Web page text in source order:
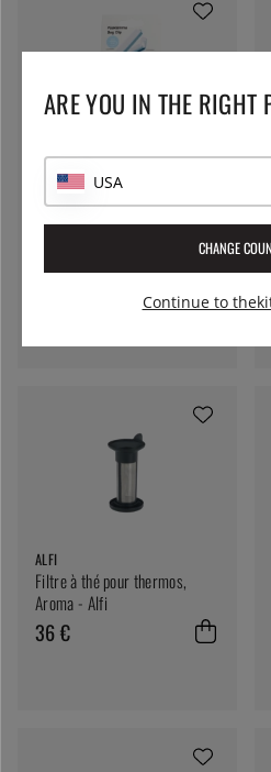
TWIXIT
Clips pour sachets de café,
4 €
ALFI
Filtre à thé pour thermos,
Aroma - Alfi
36 €
ARE YOU IN THE RIGHT
USA
CHANGE
Continue to